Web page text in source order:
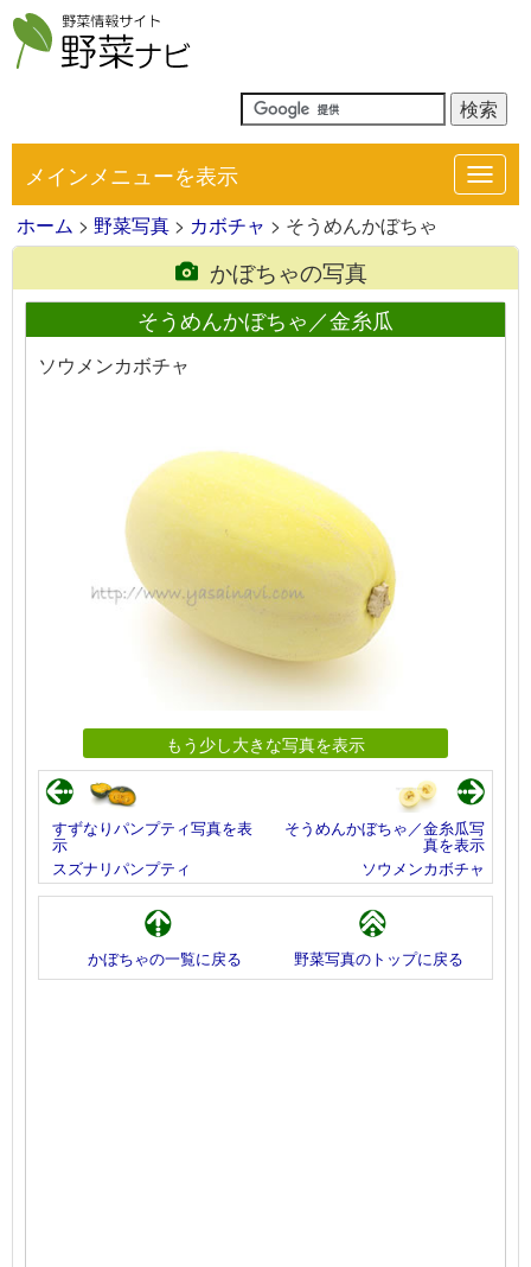
メインメニューを表示
ホーム > 野菜写真 > カボチャ > そうめんかぼちゃ
かぼちゃの写真
そうめんかぼちゃ／金糸瓜
ソウメンカボチャ
もう少し大きな写真を表示
すずなりパンプティ写真を表
示
スズナリパンプティ
そうめんかぼちゃ／金糸瓜写
真を表示
ソウメンカボチャ
かぼちゃの一覧に戻る 野菜写真のトップに戻る